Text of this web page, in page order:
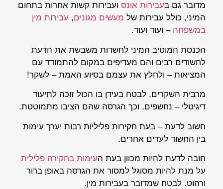
מדובר גם בעבירות אונס ועבירות קשות אחרות בתחום
המיני, כולל עבירות של מעשים מגונים, עבירות מין
במשפחה – ועוד ועוד.
הכנסת המוטיב המיני לחשדות משבשת את הדעת
לחשודים רבים והם מעדיפים במקום להתמודד עם
המציאות – ולחלץ את עצמם בסיוע האמת – לשקר!
מרבית השקרים, לבטח בעידן בו הכול זוכה לתיעוד
דיגיטלי – נחשפים, וכך הגרסה שהם הציבו מתמוטטת.
חשוב לדעת – בעת חקירות פליליות רבות יערך עימות
בין החשוד לעדים אחרים.
חובה לדעת להיות מכוון בעת העימות בחקירה פלילית
על מנת להיות מסוגל למסור את הגרסה באופן ברור
ורהוט. לבטח שמדובר בעבירות מין.